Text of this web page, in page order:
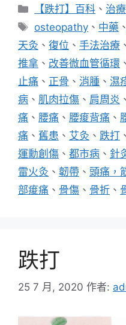
分
類
【跌打】百科 、 治
標
籤
osteopathy 、 中藥 、
天灸 、 復位 、 手法治療 、
推拿 、 改善微血管循環 、
止痛 、 正骨 、 消腫 、 濕
病 、 肌肉拉傷 、 肩周炎 、
痛 、 腰痛 、 腰痠背痛 、
痛 、 舊患 、 艾灸 、 跌打 、
運勳創傷 、 都市病 、 針
雷火灸 、 韌帶 、 頭痛，
部痠痛 、 骨傷 、 骨折 、
跌打
25 7 月, 2020 作者: